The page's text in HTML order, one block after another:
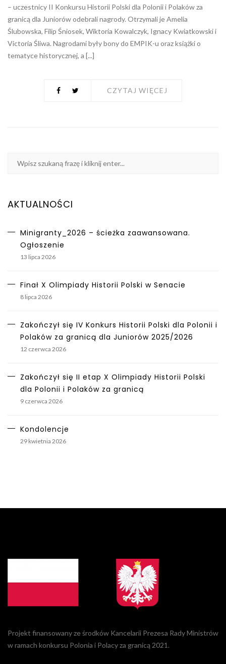
– uczestnicy II Konkursu Historii Polski dla Polonii i Polaków za
granicą dla Juniorów odebrali nagrody. Otrzymali je Amelia
Ślubowska, Filip Śniosek, Wiktoria Kowalczyk, Ignacy Kwiatkowski i
Victoria Śliwa. Nagrodami były bony do EMPIK-u oraz książki o
tematyce historycznej, a [...]
CZYTAJ WIĘCEJ
AKTUALNOŚCI
Minigranty_2026 – ścieżka zaawansowana.
Ogłoszenie
13 lipca 2026
Finał X Olimpiady Historii Polski w Senacie
8 lipca 2026
Zakończył się IV Konkurs Historii Polski dla Polonii i
Polaków za granicą dla Juniorów 2025/2026
12 czerwca 2026
Zakończył się II etap X Olimpiady Historii Polski
dla Polonii i Polaków za granicą
9 czerwca 2026
Kondolencje
29 kwietnia 2026
Projekt finansowany ze środków Kancelarii Prezesa Rady Ministrów
w ramach konkursu Polonia i Polacy za granicą 2021.